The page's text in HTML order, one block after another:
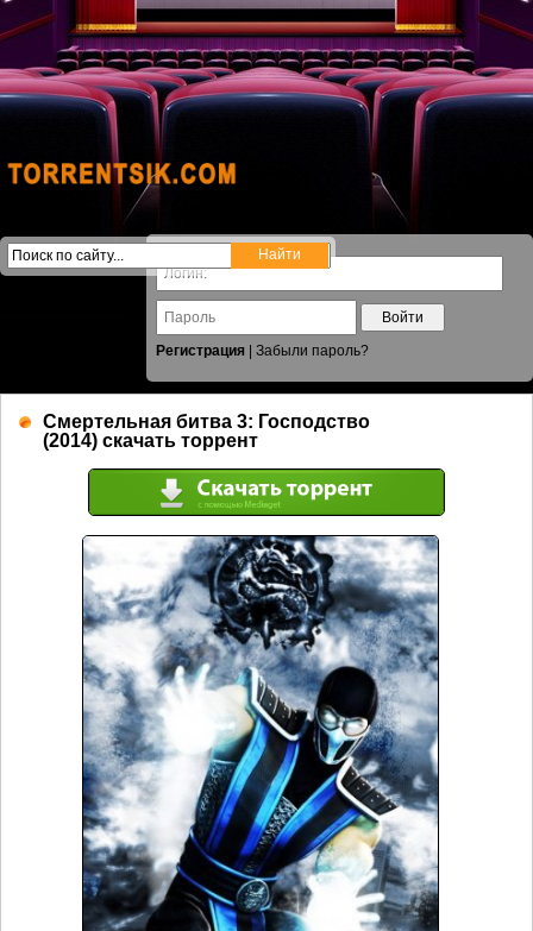
Войти
Регистрация
Забыли пароль?
Смертельная битва 3: Господство
(2014) скачать торрент